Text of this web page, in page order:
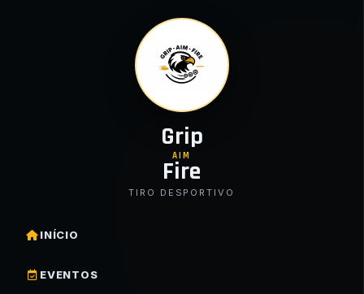
Grip
AIM
Fire
TIRO DESPORTIVO
INÍCIO
EVENTOS